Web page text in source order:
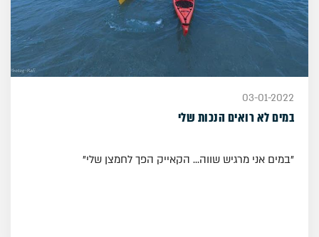
03-01-2022
במים לא רואים הנכות שלי
"במים אני מרגיש שווה... הקאייק הפך לחמצן שלי"